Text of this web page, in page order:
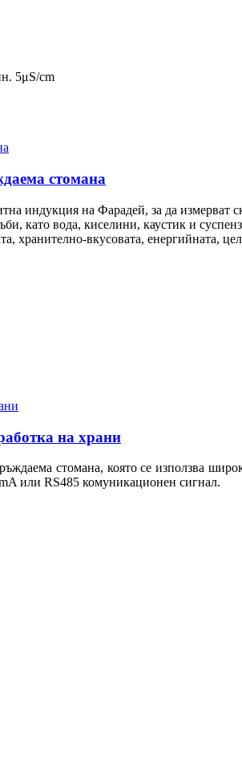
5μS/cm
стомана
индукция на Фарадей, за да измерват
като вода, киселини, каустик и
хранително-вкусовата, енергийната,
на храни
стомана, която се използва
или RS485 комуникационен сигнал.